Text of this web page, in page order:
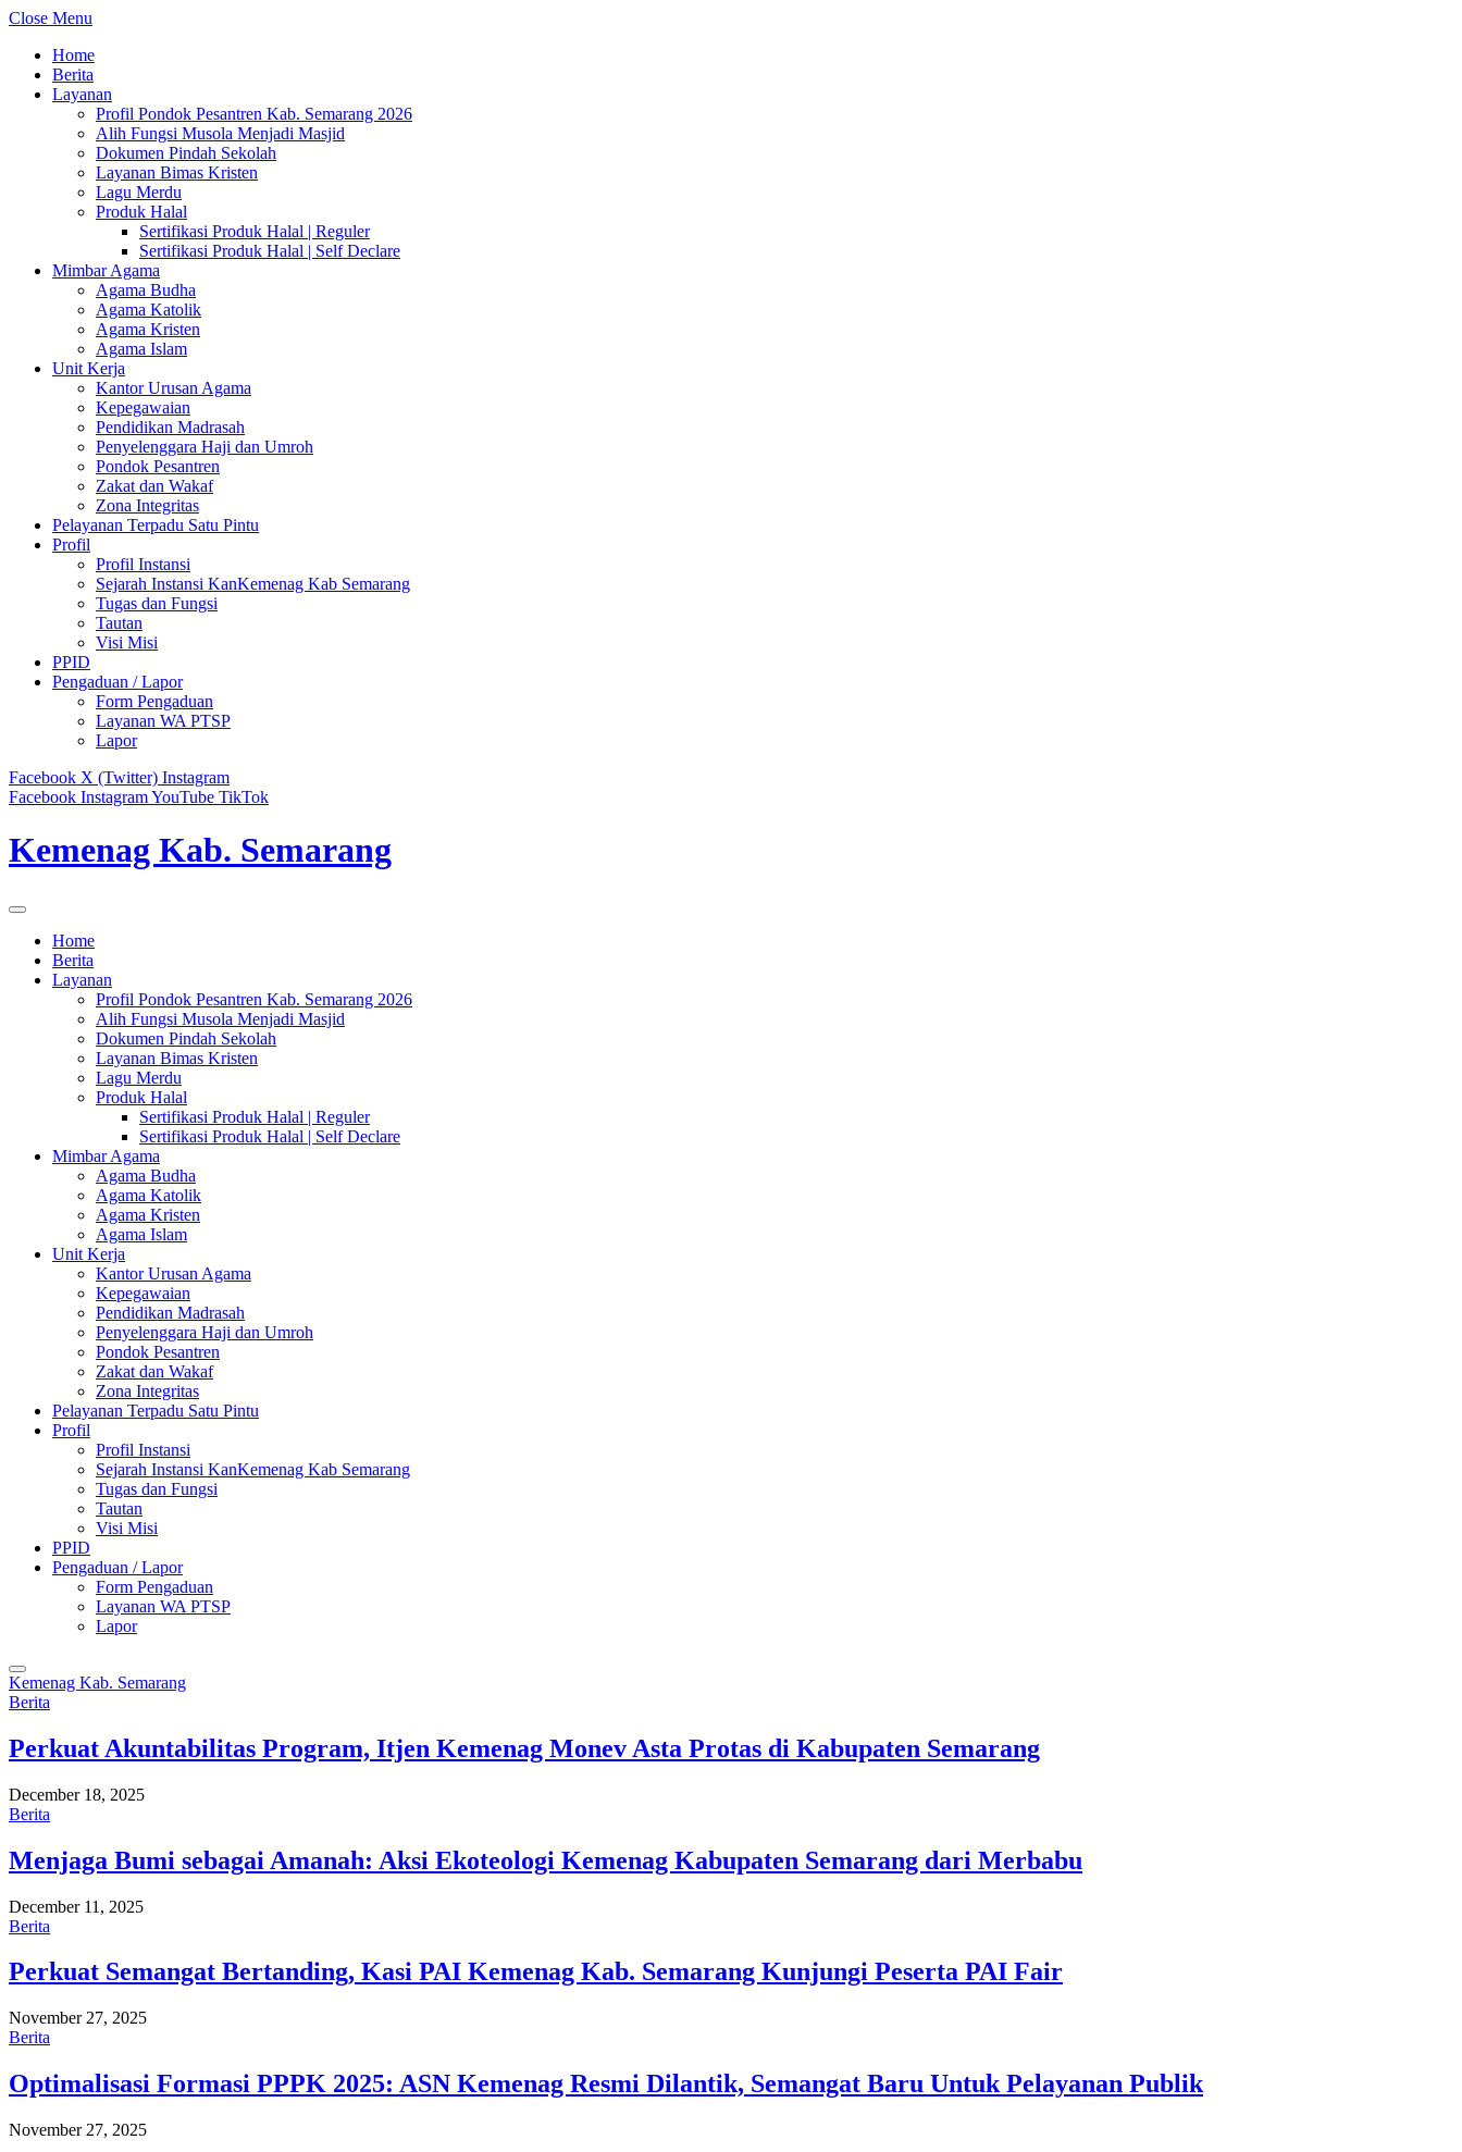
Close Menu
Home
Berita
Layanan
Profil Pondok Pesantren Kab. Semarang 2026
Alih Fungsi Musola Menjadi Masjid
Dokumen Pindah Sekolah
Layanan Bimas Kristen
Lagu Merdu
Produk Halal
Sertifikasi Produk Halal | Reguler
Sertifikasi Produk Halal | Self Declare
Mimbar Agama
Agama Budha
Agama Katolik
Agama Kristen
Agama Islam
Unit Kerja
Kantor Urusan Agama
Kepegawaian
Pendidikan Madrasah
Penyelenggara Haji dan Umroh
Pondok Pesantren
Zakat dan Wakaf
Zona Integritas
Pelayanan Terpadu Satu Pintu
Profil
Profil Instansi
Sejarah Instansi KanKemenag Kab Semarang
Tugas dan Fungsi
Tautan
Visi Misi
PPID
Pengaduan / Lapor
Form Pengaduan
Layanan WA PTSP
Lapor
Facebook X (Twitter) Instagram
Facebook InstagramYouTube TikTok
Kemenag Kab. Semarang
Home
Berita
Layanan
Profil Pondok Pesantren Kab. Semarang 2026
Alih Fungsi Musola Menjadi Masjid
Dokumen Pindah Sekolah
Layanan Bimas Kristen
Lagu Merdu
Produk Halal
Sertifikasi Produk Halal | Reguler
Sertifikasi Produk Halal | Self Declare
Mimbar Agama
Agama Budha
Agama Katolik
Agama Kristen
Agama Islam
Unit Kerja
Kantor Urusan Agama
Kepegawaian
Pendidikan Madrasah
Penyelenggara Haji dan Umroh
Pondok Pesantren
Zakat dan Wakaf
Zona Integritas
Pelayanan Terpadu Satu Pintu
Profil
Profil Instansi
Sejarah Instansi KanKemenag Kab Semarang
Tugas dan Fungsi
Tautan
Visi Misi
PPID
Pengaduan / Lapor
Form Pengaduan
Layanan WA PTSP
Lapor
Kemenag Kab. Semarang
Berita
Perkuat Akuntabilitas Program, Itjen Kemenag Monev Asta Protas di Kabupaten Semarang
December 18, 2025
Berita
Menjaga Bumi sebagai Amanah: Aksi Ekoteologi Kemenag Kabupaten Semarang dari Merbabu
December 11, 2025
Berita
Perkuat Semangat Bertanding, Kasi PAI Kemenag Kab. Semarang Kunjungi Peserta PAI Fair
November 27, 2025
Berita
Optimalisasi Formasi PPPK 2025: ASN Kemenag Resmi Dilantik, Semangat Baru Untuk Pelayanan Publik
November 27, 2025